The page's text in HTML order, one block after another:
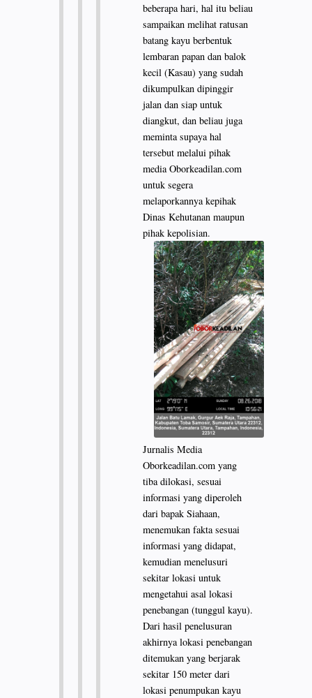
beberapa hari, hal itu beliau
sampaikan melihat ratusan
batang kayu berbentuk
lembaran papan dan balok
kecil (Kasau) yang sudah
dikumpulkan dipinggir
jalan dan siap untuk
diangkut, dan beliau juga
meminta supaya hal
tersebut melalui pihak
media Oborkeadilan.com
untuk segera
melaporkannya kepihak
Dinas Kehutanan maupun
pihak kepolisian.
Jurnalis Media
Oborkeadilan.com yang
tiba dilokasi, sesuai
informasi yang diperoleh
dari bapak Siahaan,
menemukan fakta sesuai
informasi yang didapat,
kemudian menelusuri
sekitar lokasi untuk
mengetahui asal lokasi
penebangan (tunggul kayu).
Dari hasil penelusuran
akhirnya lokasi penebangan
ditemukan yang berjarak
sekitar 150 meter dari
lokasi penumpukan kayu